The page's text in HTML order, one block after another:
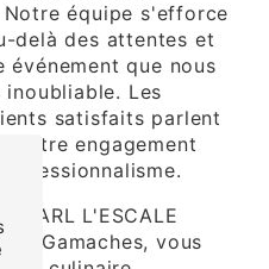
équipe s'efforce
delà des attentes et
événement que nous
Les
satisfaits parlent
notre engagement
SARL L'ESCALE
à Gamaches, vous